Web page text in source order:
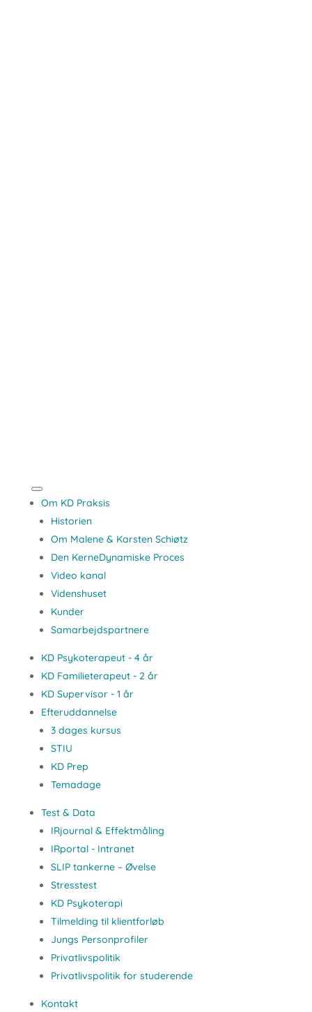
Om KD Praksis
Historien
Om Malene & Karsten Schiøtz
Den KerneDynamiske Proces
Video kanal
Videnshuset
Kunder
Samarbejdspartnere
KD Psykoterapeut - 4 år
KD Familieterapeut - 2 år
KD Supervisor - 1 år
Efteruddannelse
3 dages kursus
STIU
KD Prep
Temadage
Test & Data
IRjournal & Effektmåling
IRportal - Intranet
SLIP tankerne – Øvelse
Stresstest
KD Psykoterapi
Tilmelding til klientforløb
Jungs Personprofiler
Privatlivspolitik
Privatlivspolitik for studerende
Kontakt